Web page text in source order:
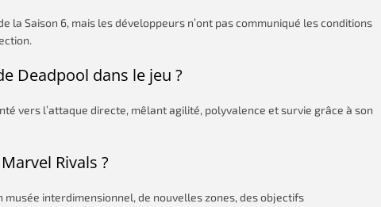
la Saison 6, mais les développeurs n’ont pas communiqué les conditions
Deadpool dans le jeu ?
vers l’attaque directe, mêlant agilité, polyvalence et survie grâce à son
Rivals ?
interdimensionnel, de nouvelles zones, des objectifs